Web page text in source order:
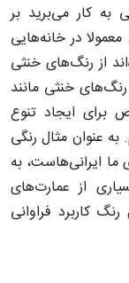
به کار می‌برید بر
معمولا در خانه‌هایی
از رنگ‌های خنثی
خنثی مانند
برای ایجاد تنوع
عنوان مثال رنگی
ما ایرانی‌هاست، به
از عمارت‌های
کاربرد فراوانی